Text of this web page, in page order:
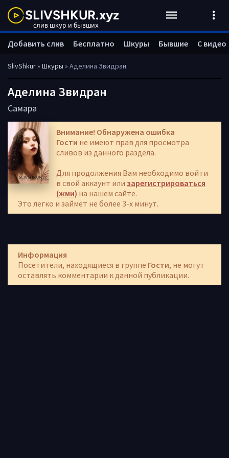
SlivShkur» Шкуры » Аделина Звидран
Аделина Звидран
Самара
Внимание! Обнаружена ошибка
Гости не имеют прав для просмотра
сливов из данного раздела.
Для продолжения Вам необходимо войти
в свой аккаунт или зарегистрироваться
(жми) на нашем сайте.
Это легко и займет не более 3-х минут.
Информация
Посетители, находящиеся в группе Гости, не могут
оставлять комментарии к данной публикации.
Добавить слив Бесплатно Шкуры Бывшие С видео